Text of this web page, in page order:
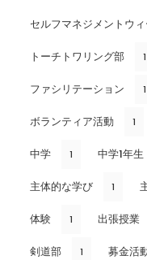
セルフマネジメントウィ
トーチトワリング部 1
ファシリテーション 1
ボランティア活動 1
中学 1 中学1年生
主体的な学び 1
体験 1 出張授業
剣道部 1 募金活